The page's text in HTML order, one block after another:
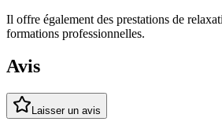
Il offre également des prestations de
formations professionnelles.
Avis
Laisser un avis